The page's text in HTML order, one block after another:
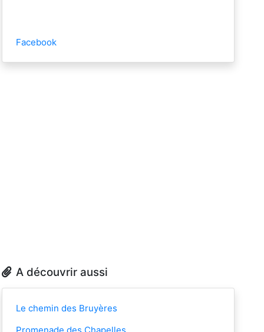
Facebook
A découvrir aussi
Le chemin des Bruyères